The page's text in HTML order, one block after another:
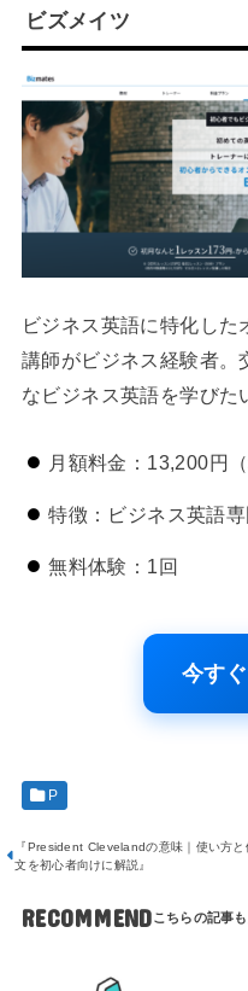
ビズメイツ
ビジネス英語に特化し
講師がビジネス経験者。
なビジネス英語を学びた
月額料金：13,200円
特徴：ビジネス英語
無料体験：1回
今す
P
『President Clevelandの意味｜使い方と
文を初心者向けに解説』
RECOMMEND